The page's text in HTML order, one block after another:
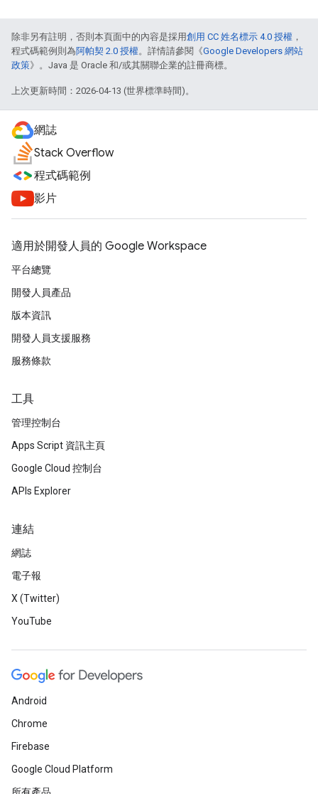
除非另有註明，否則本頁面中的內容是採用創用 CC 姓名標示 4.0 授權 ，
程式碼範例則為阿帕契 2.0 授權。詳情請參閱《Google Developers 網站
政策》。Java 是 Oracle 和/或其關聯企業的註冊商標。
上次更新時間：2026-04-13 (世界標準時間)。
網誌
Stack Overflow
程式碼範例
影片
適用於開發人員的 Google Workspace
平台總覽
開發人員產品
版本資訊
開發人員支援服務
服務條款
工具
管理控制台
Apps Script 資訊主頁
Google Cloud 控制台
APIs Explorer
連結
網誌
電子報
X (Twitter)
YouTube
Android
Chrome
Firebase
Google Cloud Platform